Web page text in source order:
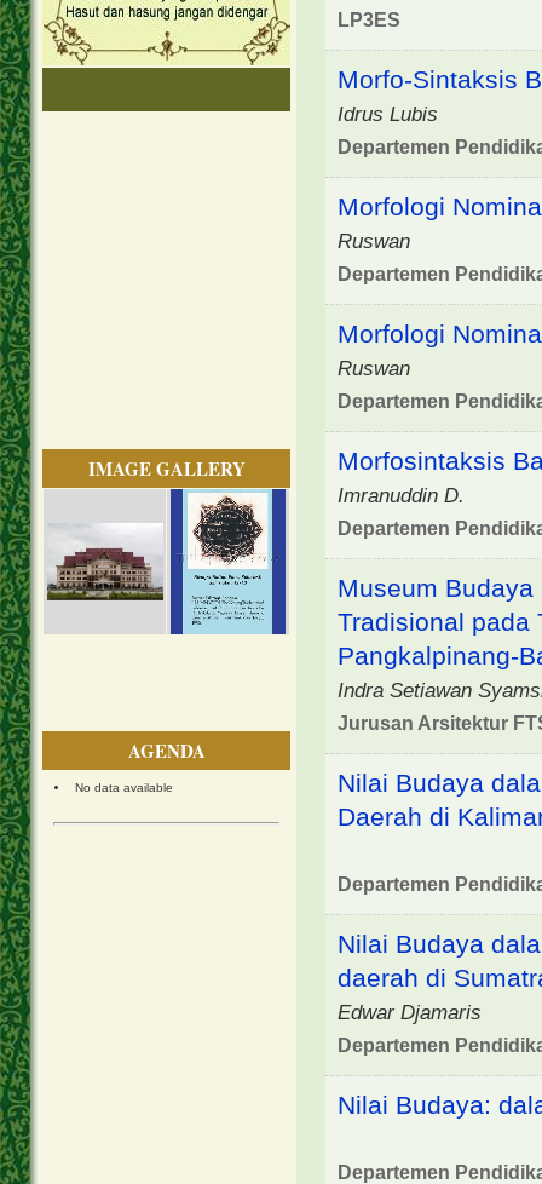
IMAGE GALLERY
AGENDA
No data available
LP3ES
Morfo-Sintaksis
Idrus Lubis
Departemen
Morfologi
Ruswan
Departemen
Morfologi
Ruswan
Departemen
Morfosintaksis
Imranuddin D.
Departemen
Museum
Tradisional pada
Pangkalpinang-
Indra Setiawan
Jurusan Arsitektur
Nilai Budaya
Daerah di
Departemen
Nilai Budaya
daerah di
Edwar Djamaris
Departemen
Nilai Budaya:
Departemen